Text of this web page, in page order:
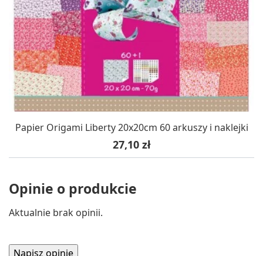
Papier Origami Liberty 20x20cm 60 arkuszy i naklejki
Cena
27,10 zł
Opinie o produkcie
Aktualnie brak opinii.